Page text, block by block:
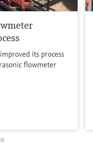
its process
flowmeter